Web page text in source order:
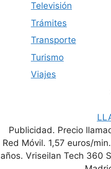
Televisión
Trámites
Transporte
Turismo
Viajes
Política de privacidad
© 2026
Publicidad. Precio
Red Móvil. 1,57 euros/
años. Vriseilan Tech 360